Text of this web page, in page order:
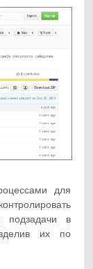
для
подзадачи в
их по